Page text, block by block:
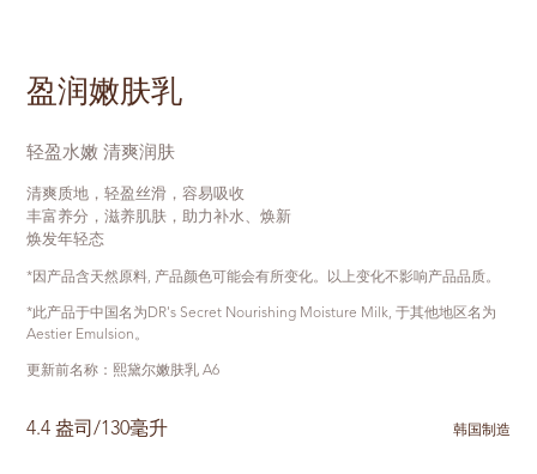
盈润嫩肤乳
轻盈水嫩 清爽润肤
清爽质地，轻盈丝滑，容易吸收
丰富养分，滋养肌肤，助力补水、焕新
焕发年轻态
*因产品含天然原料, 产品颜色可能会有所变化。以上变化不影响产品品质。
*此产品于中国名为DR's Secret Nourishing Moisture Milk, 于其他地区名为
Aestier Emulsion。
更新前名称：熙黛尔嫩肤乳 A6
4.4 盎司/130毫升 韩国制造